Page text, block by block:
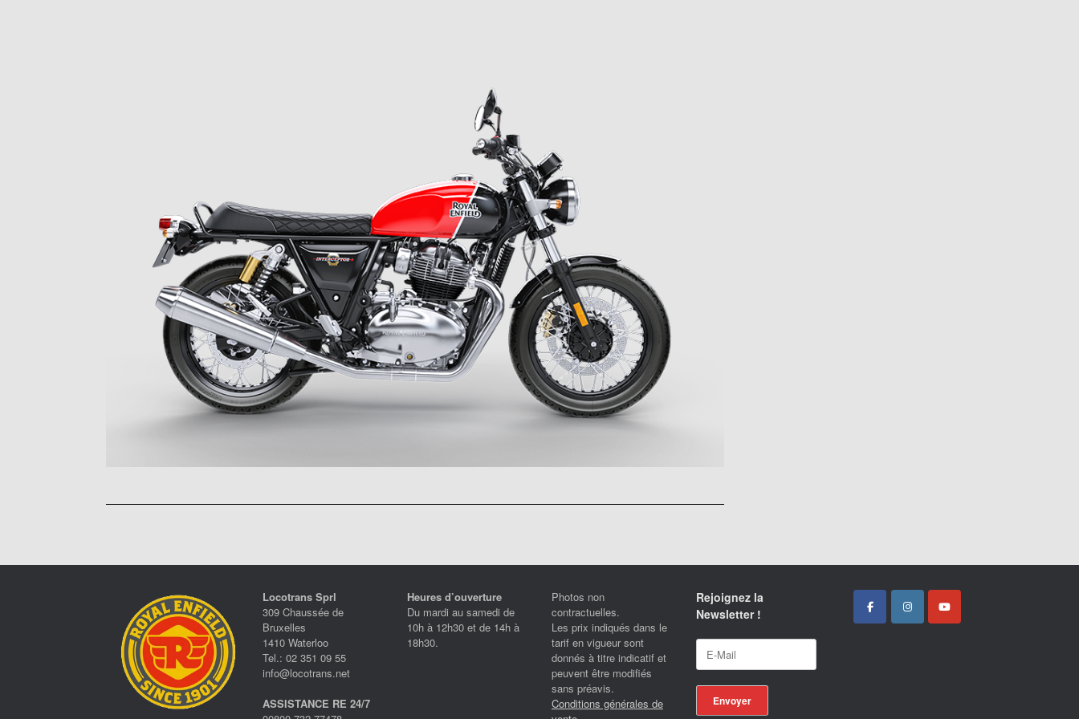
Locotrans Sprl
309 Chaussée de
Bruxelles
1410 Waterloo
Tel.: 02 351 09 55
info@locotrans.net
ASSISTANCE RE 24/7
Heures d’ouverture
Du mardi au samedi de
10h à 12h30 et de 14h à
18h30.
Photos non
contractuelles.
Les prix indiqués dans le
tarif en vigueur sont
donnés à titre indicatif et
peuvent être modifiés
sans préavis.
Conditions générales de
Rejoignez la
Newsletter !